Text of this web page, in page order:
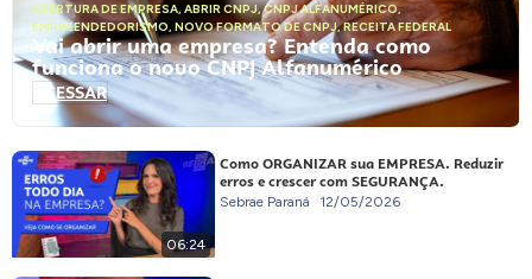
ABERTURA DE EMPRESA, ABRIR CNPJ,CNPJ ALFANUMÉRICO,
EMPREENDEDORISMO, NOVO FORMATO DE CNPJ,RECEITA FEDERAL
Vai abrir uma empresa? Entenda como
funciona o novo CNPJ Alfanumérico
ACESSAR
06:24
Como ORGANIZAR sua EMPRESA. Reduzir
erros e crescer com SEGURANÇA.
Sebrae Paraná 12/05/2026